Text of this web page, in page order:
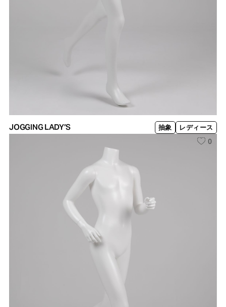
JOGGING LADY’S 抽象 レディース
0